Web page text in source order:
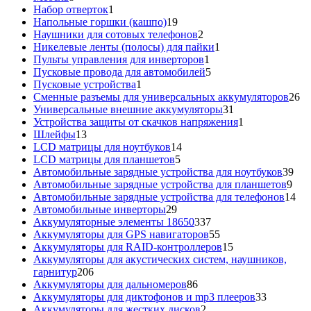
товаров
Набор отверток1
товар
Напольные горшки (кашпо)1919
товаров
Наушники для сотовых телефонов2
товара
Никелевые ленты (полосы) для пайки1
Пульты управления для инверторов1
товар
Пусковые провода для автомобилей55
Пусковые устройства1
товар
Сменные разъемы для универсальных аккумуляторов2626
Универсальные внешние аккумуляторы31
товар
Устройства защиты от скачков напряжения1
Шлейфы1313
товаров
LCD матрицы для ноутбуков1414
LCD матрицы для планшетов55
товаров
Автомобильные зарядные устройства для ноутбуков3939
Автомобильные зарядные устройства для планшетов99
Автомобильные зарядные устройства для телефонов1414
Автомобильные инверторы2929
товаров
Аккумуляторные элементы 18650337337
товаров
Аккумуляторы для GPS навигаторов5555
товаров
Аккумуляторы для RAID-контроллеров1515
товаров
Аккумуляторы для акустических систем, наушников,
гарнитур206206
товаров
Аккумуляторы для дальномеров8686
товаров
Аккумуляторы для диктофонов и mp3 плееров3333